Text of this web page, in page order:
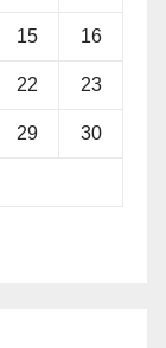
15 16
22 23
29 30